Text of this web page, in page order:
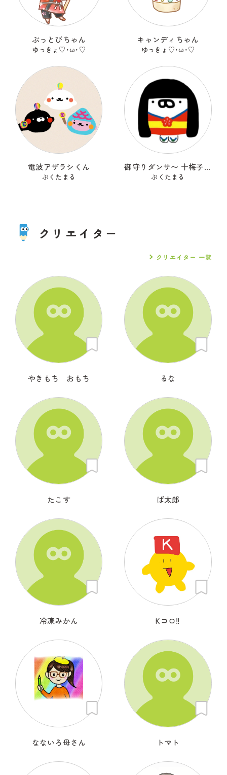
ぶっとびちゃん
ゆっきょ♡･ω･♡
キャンディちゃん
ゆっきょ♡･ω･♡
電波アザラシくん
ぷくたまる
御守りダンサ〜 十梅子(とめこ)
ぷくたまる
クリエイター
クリエイター 一覧
やきもち おもち るな
たこす ば太郎
冷凍みかん Kコロ‼︎
なないろ母さん トマト